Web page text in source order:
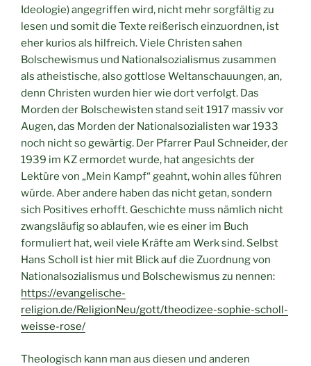
Ideologie) angegriffen wird, nicht mehr sorgfältig zu
lesen und somit die Texte reißerisch einzuordnen, ist
eher kurios als hilfreich. Viele Christen sahen
Bolschewismus und Nationalsozialismus zusammen
als atheistische, also gottlose Weltanschauungen, an,
denn Christen wurden hier wie dort verfolgt. Das
Morden der Bolschewisten stand seit 1917 massiv vor
Augen, das Morden der Nationalsozialisten war 1933
noch nicht so gewärtig. Der Pfarrer Paul Schneider, der
1939 im KZ ermordet wurde, hat angesichts der
Lektüre von „Mein Kampf“ geahnt, wohin alles führen
würde. Aber andere haben das nicht getan, sondern
sich Positives erhofft. Geschichte muss nämlich nicht
zwangsläufig so ablaufen, wie es einer im Buch
formuliert hat, weil viele Kräfte am Werk sind. Selbst
Hans Scholl ist hier mit Blick auf die Zuordnung von
Nationalsozialismus und Bolschewismus zu nennen:
https://evangelische-
religion.de/ReligionNeu/gott/theodizee-sophie-scholl-
weisse-rose/
Theologisch kann man aus diesen und anderen